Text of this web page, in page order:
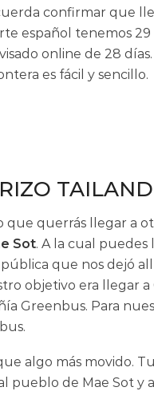
confirmar que
español tenemos
online de 28
es fácil y sencillo.
que querrás llegar a
Sot. A la cual
que nos dejó
objetivo era llegar
Greenbus. Para
algo más movido.
pueblo de Mae Sot y